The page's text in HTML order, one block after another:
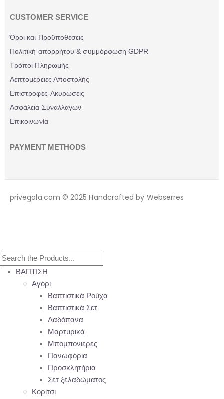
CUSTOMER SERVICE
Όροι και Προϋποθέσεις
Πολιτική απορρήτου & συμμόρφωση GDPR
Τρόποι Πληρωμής
Λεπτομέρειες Αποστολής
Επιστροφές-Ακυρώσεις
Ασφάλεια Συναλλαγών
Επικοινωνία
PAYMENT METHODS
privegala.com © 2025 Handcrafted by Webserres
ΒΑΠΤΙΣΗ
Αγόρι
Βαπτιστικά Ρούχα
Βαπτιστικά Σετ
Λαδόπανα
Μαρτυρικά
Μπομπονιέρες
Πανωφόρια
Προσκλητήρια
Σετ ξελαδώματος
Κορίτσι